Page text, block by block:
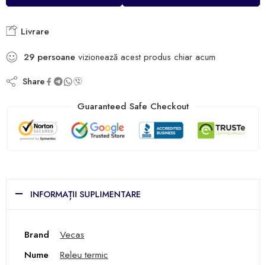
Livrare
29 persoane vizionează acest produs chiar acum
Share
Guaranteed Safe Checkout
INFORMAȚII SUPLIMENTARE
Brand
Vecas
Nume
Releu termic